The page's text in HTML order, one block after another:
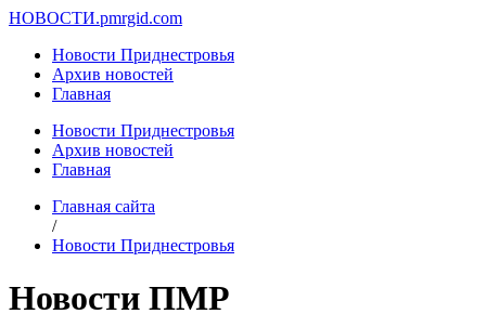
НОВОСТИ.pmrgid.com
Новости Приднестровья
Архив новостей
Главная
Новости Приднестровья
Архив новостей
Главная
Главная сайта
/
Новости Приднестровья
Новости ПМР